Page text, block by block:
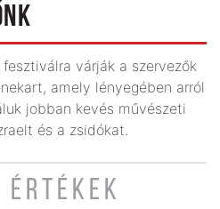
várják a szervezők
amely lényegében arról
jobban kevés művészeti
és a zsidókat.